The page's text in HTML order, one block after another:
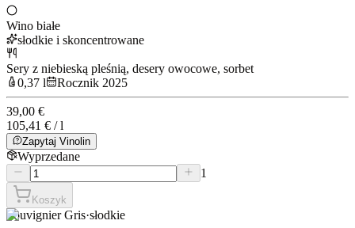
Wino białe
słodkie i skoncentrowane
Sery z niebieską pleśnią, desery owocowe, sorbet
0,37 l
Rocznik 2025
39,00 €
105,41 € / l
Zapytaj Vinolin
Wyprzedane
1
Koszyk
Souvignier Gris·słodkie